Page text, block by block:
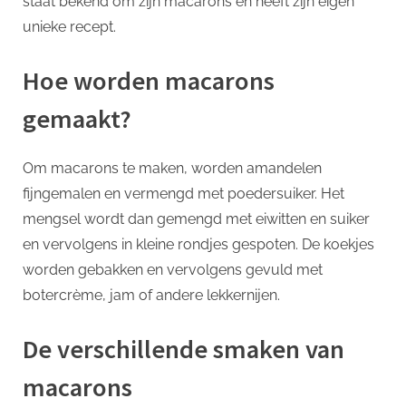
unieke recept.
Hoe worden macarons
gemaakt?
Om macarons te maken, worden amandelen
fijngemalen en vermengd met poedersuiker. Het
mengsel wordt dan gemengd met eiwitten en suiker
en vervolgens in kleine rondjes gespoten. De koekjes
worden gebakken en vervolgens gevuld met
botercrème, jam of andere lekkernijen.
De verschillende smaken van
macarons